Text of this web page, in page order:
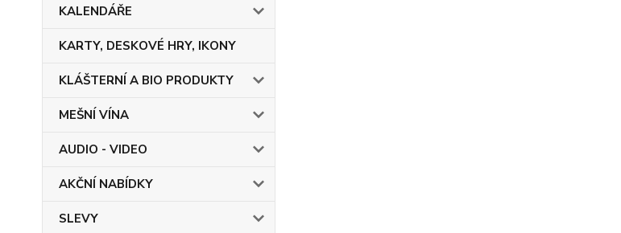
KALENDÁŘE
KARTY, DESKOVÉ HRY, IKONY
KLÁŠTERNÍ A BIO PRODUKTY
MEŠNÍ VÍNA
AUDIO - VIDEO
AKČNÍ NABÍDKY
SLEVY